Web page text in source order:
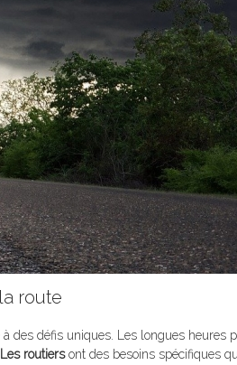
route
des défis uniques. Les longues heures
Les routiersont des besoins spécifiques